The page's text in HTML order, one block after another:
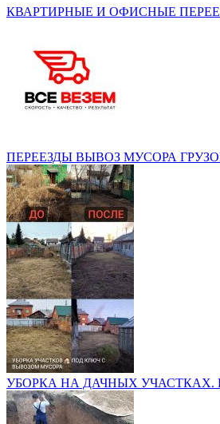
КВАРТИРНЫЕ И ОФИСНЫЕ
ПЕРЕЕЗДЫ ВЫВОЗ МУСОРА
УБОРКА НА ДАЧНЫХ